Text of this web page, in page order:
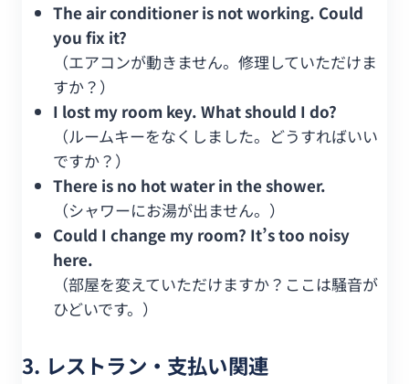
The air conditioner is not working. Could
you fix it?
（エアコンが動きません。修理していただけま
すか？）
I lost my room key. What should I do?
（ルームキーをなくしました。どうすればいい
ですか？）
There is no hot water in the shower.
（シャワーにお湯が出ません。）
Could I change my room? It’s too noisy
here.
（部屋を変えていただけますか？ここは騒音が
ひどいです。）
3. レストラン・支払い関連